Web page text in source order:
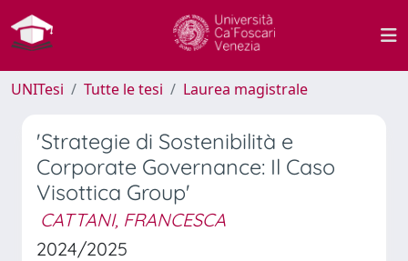
UNITesi Tutte le tesi Laurea magistrale
'Strategie di Sostenibilità e
Corporate Governance: Il Caso
Visottica Group'
CATTANI, FRANCESCA
2024/2025